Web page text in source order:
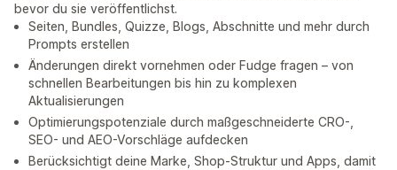
bevor du sie veröffentlichst.
Seiten, Bundles, Quizze, Blogs, Abschnitte und mehr durch
Prompts erstellen
Änderungen direkt vornehmen oder Fudge fragen – von
schnellen Bearbeitungen bis hin zu komplexen
Aktualisierungen
Optimierungspotenziale durch maßgeschneiderte CRO-,
SEO- und AEO-Vorschläge aufdecken
Berücksichtigt deine Marke, Shop-Struktur und Apps, damit